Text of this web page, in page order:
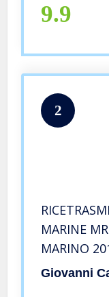
9.9
2
MARINE
MARINO
Giovanni